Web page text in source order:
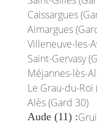
Caissargues
Aimargues
Villeneuve-les-
Saint-Gervasy
Méjannes-lès-
Le Grau-du-Roi
Alès (Gard 30)
Aude (11) :